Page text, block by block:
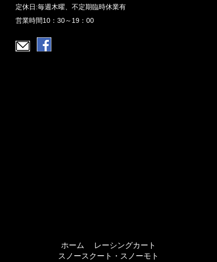
定休日:毎週木曜、不定期臨時休業有
営業時間10：30～19：00
ホーム
レーシングカート
スノースクート・スノーモト